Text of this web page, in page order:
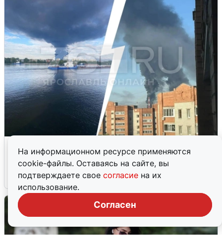
На информационном ресурсе применяются
cookie-файлы. Оставаясь на сайте, вы
подтверждаете свое согласие на их
использование.
Согласен
попадания и последствия
6 августа 0